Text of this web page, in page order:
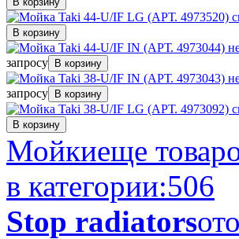
В корзину
запросу
В корзину
запросу
В корзину
В корзину
Мойкиеще
в категории:506
Stop radiators